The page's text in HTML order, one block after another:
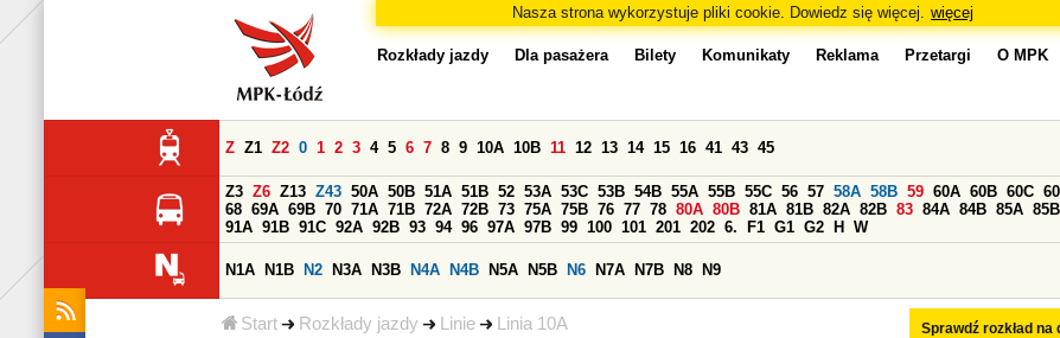
Nasza strona wykorzystuje pliki cookie. Dowiedz się więcej. więcej
Start Rozkłady jazdy Linie Linia 10A
Rozkłady jazdy Dla pasażera Bilety Komunikaty Reklama Przetargi O MPK
Sprawdź rozkład na
Z Z1 Z2 0 1 2 3 4 5 6 7 8 9 10A 10B 11 12 13 14 15 16 41 43 45
Z3 Z6 Z13 Z43 50A 50B 51A 51B 52 53A 53C 53B 54B 55A 55B 55C 56 57 58A 58B 59 60A 60B 60C
68 69A 69B 70 71A 71B 72A 72B 73 75A 75B 76 77 78 80A 80B 81A 81B 82A 82B 83 84A 84B 85A 85B
91A 91B 91C 92A 92B 93 94 96 97A 97B 99 100 101 201 202 6. F1 G1 G2 H W
N1A N1B N2 N3A N3B N4A N4B N5A N5B N6 N7A N7B N8 N9